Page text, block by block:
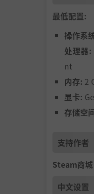
最低配置:
操作系
处理器:
nt
内存: 2
显卡:
存储空
支持作者
Steam商城
中文设置